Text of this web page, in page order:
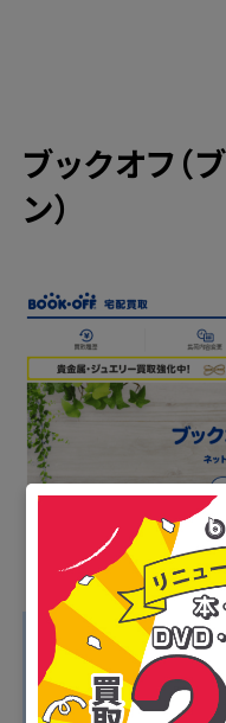
ブックオフ（
ン）
■ブックオフのお
・1度に19箱まで
・送料・手数料がす